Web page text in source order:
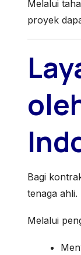
Melalui
proyek
Bagi
tenaga ahli.
Melalui